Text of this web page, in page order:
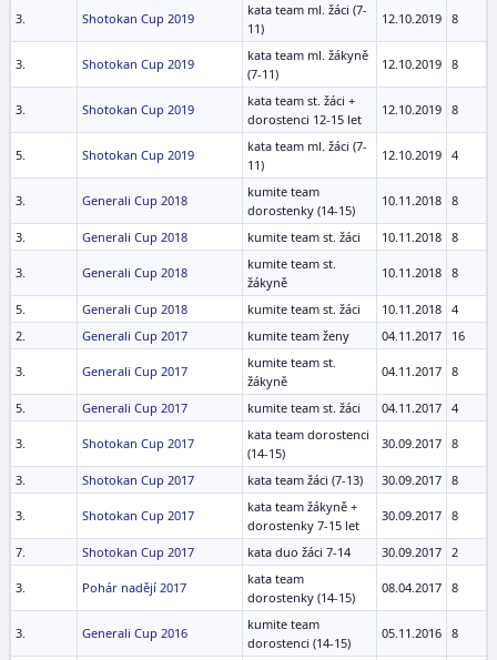
3. Shotokan Cup 2019
kata team ml. žáci (7-
11)
12.10.2019 8
3. Shotokan Cup 2019
kata team ml. žákyně
(7-11)
12.10.2019 8
3. Shotokan Cup 2019
kata team st. žáci +
dorostenci 12-15 let
12.10.2019 8
5. Shotokan Cup 2019
kata team ml. žáci (7-
11)
12.10.2019 4
3. Generali Cup 2018
kumite team
dorostenky (14-15)
10.11.2018 8
3. Generali Cup 2018 kumite team st. žáci 10.11.2018 8
3. Generali Cup 2018
kumite team st.
žákyně
10.11.2018 8
5. Generali Cup 2018 kumite team st. žáci 10.11.2018 4
2.
Generali Cup 2017 kumite team ženy 04.11.2017 16
3. Generali Cup 2017
kumite team st.
žákyně
04.11.2017 8
5. Generali Cup 2017 kumite team st. žáci 04.11.2017 4
3. Shotokan Cup 2017
kata team dorostenci
(14-15)
30.09.2017 8
3. Shotokan Cup 2017 kata team žáci (7-13) 30.09.2017 8
3. Shotokan Cup 2017
kata team žákyně +
dorostenky 7-15 let
30.09.2017 8
7. Shotokan Cup 2017 kata duo žáci 7-14 30.09.2017 2
3. Pohár nadějí 2017
kata team
dorostenky (14-15)
08.04.2017 8
3. Generali Cup 2016
kumite team
dorostenci (14-15)
05.11.2016 8